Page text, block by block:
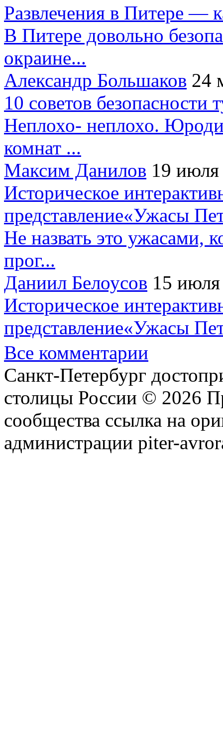
Развлечения в Питере —
В Питере довольно
окраине...
Александр Большаков 24
10 советов безопасности
Неплохо- неплохо.
комнат ...
Максим Данилов 19
Историческое
представление«Ужасы
Не назвать это ужасами,
прог...
Даниил Белоусов 15
Историческое
представление«Ужасы
Все комментарии
Санкт-Петербург
столицы России © 2026
сообщества ссылка на
администрации piter-